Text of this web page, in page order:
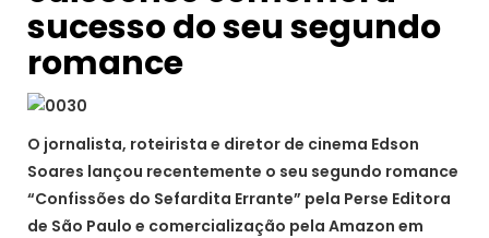
sucesso do seu segundo
romance
O jornalista, roteirista e diretor de cinema Edson
Soares lançou recentemente o seu segundo romance
“Confissões do Sefardita Errante” pela Perse Editora
de São Paulo e comercialização pela Amazon em